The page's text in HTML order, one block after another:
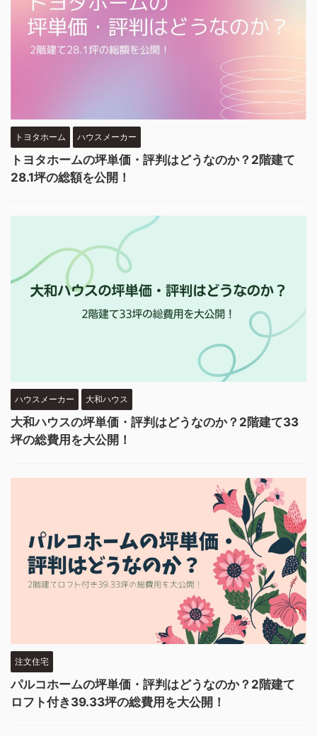
トヨタホーム ハウスメーカー
トヨタホームの坪単価・評判はどうなのか？2階建て
28.1坪の総額を公開！
ハウスメーカー 大和ハウス
大和ハウスの坪単価・評判はどうなのか？2階建て33
坪の総費用を大公開！
注文住宅
パルコホームの坪単価・評判はどうなのか？2階建て
ロフト付き39.33坪の総費用を大公開！